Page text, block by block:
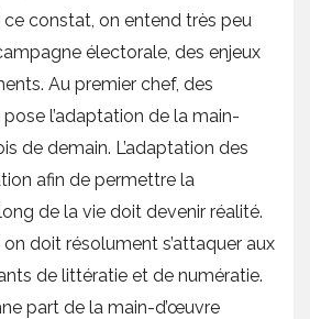
ce constat, on entend très peu
électorale, des enjeux
Au premier chef, des
l’adaptation de la main-
de demain. L’adaptation des
afin de permettre la
de la vie doit devenir réalité.
doit résolument s’attaquer aux
de littératie et de numératie.
part de la main-d’œuvre